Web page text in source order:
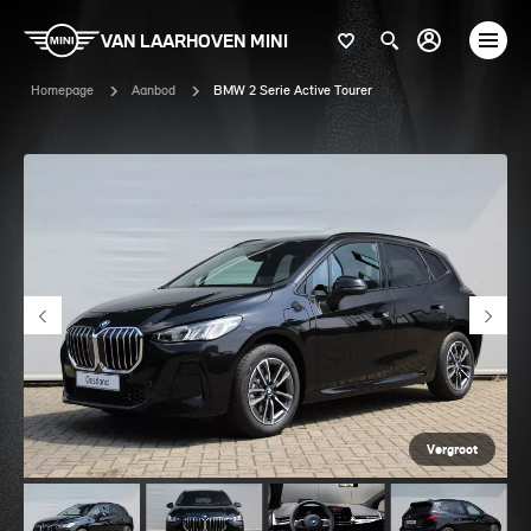
VAN LAARHOVEN MINI
Homepage Aanbod BMW 2 Serie Active Tourer
Vergroot